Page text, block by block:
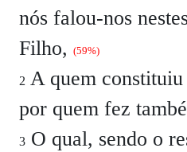
nós falou-nos
Filho, (59%)
2 A quem
por quem fez
3 O qual, sendo o